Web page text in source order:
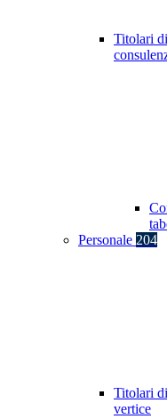
Titolari
Personale 204
Titolari
vertice